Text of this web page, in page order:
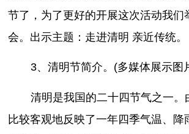
节了，为了更好的开展这次活动我们
会。出示主题：走进清明 亲近传统。
3、清明节简介。(多媒体展示图
清明是我国的二十四节气之一。
比较客观地反映了一年四季气温、降